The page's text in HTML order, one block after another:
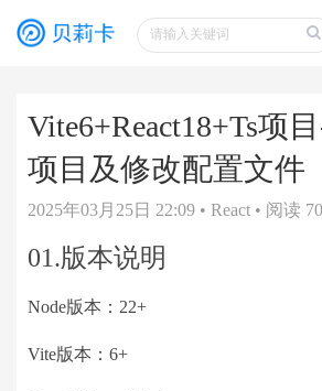
Vite6+React18+Ts项
项目及修改配置文件
2025年03月25日 22:09 • React • 阅读 70
01.版本说明
Node版本：22+
Vite版本：6+